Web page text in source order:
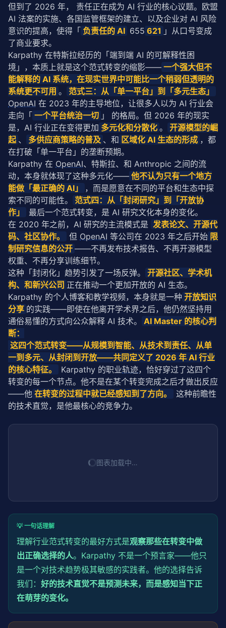
但到了 2026 年， 责任正在成为 AI 行业的核心议题。欧盟
AI 法案的实施、各国监管框架的建立、以及企业对 AI 风险
意识的提高，使得「 负责任的 AI 655 621 」从口号变成
了商业要求。
Karpathy 在特斯拉经历的「端到端 AI 的可解释性困
境」，本质上就是这个范式转变的缩影—— 一个强大但不
能解释的 AI 系统，在现实世界中可能比一个稍弱但透明的
系统更不可用 。
范式三：从「单一平台」到「多元生态」
OpenAI 在 2023 年的主导地位，让很多人以为 AI 行业会
走向「 一个平台统治一切 」 的格局。但 2026 年的现实
是，AI 行业正在变得更加 多元化和分散化 。
开源模型的崛
起 、 多供应商策略的普及 、和 区域化 AI 生态的形成 ，都
在打破「单一平台」的垄断预期。
Karpathy 在 OpenAI、特斯拉、和 Anthropic 之间的流
动，本身就体现了这种多元化—— 他不认为只有一个地方
能做「最正确的 AI」
，而是愿意在不同的平台和生态中探
索不同的可能性。
范式四：从「封闭研究」到「开放协
作」
最后一个范式转变，是 AI 研究文化本身的变化。
在 2020 年之前，AI 研究的主流模式是 发表论文、开源代
码、社区协作。
但 OpenAI 等公司在 2023 年之后开始 限
制研究信息的公开 ——不再发布技术报告、不再开源模型
权重、不再分享训练细节。
这种「封闭化」趋势引发了一场反弹。
开源社区、学术机
构、和新兴公司 正在推动一个更加开放的 AI 生态。
Karpathy 的个人博客和教学视频，本身就是一种 开放知识
分享 的实践——即使在他离开学术界之后，他仍然坚持用
通俗易懂的方式向公众解释 AI 技术。
AI Master 的核心判
断：
一到多元、从封闭到开放——共同定义了 2026 年 AI 行业
的核心特征。
Karpathy 的职业轨迹，恰好穿过了这四个
转变的每一个节点。他不是在某个转变完成之后才做出反应
——他 在转变的过程中就已经感知到了方向。
这种前瞻性
的技术直觉，是他最核心的竞争力。
图表加载中…
💡 一句话理解
理解行业范式转变的最好方式是观察那些在转变中做
出正确选择的人。Karpathy 不是一个预言家——他只
是一个对技术趋势极其敏感的实践者。他的选择告诉
我们： 好的技术直觉不是预测未来，而是感知当下正
在萌芽的变化。